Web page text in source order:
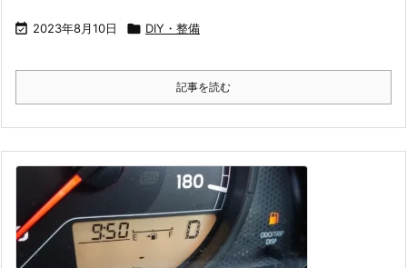
 2023年8月10日  DIY・整備
記事を読む